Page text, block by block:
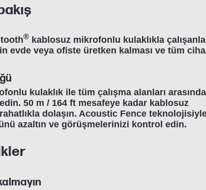
® kablosuz mikrofonlu kulaklıkla
evde veya ofiste üretken kalması ve tüm
kulaklık ile tüm çalışma alanları arasında
50 m / 164 ft mesafeye kadar kablosuz
dolaşın. Acoustic Fence
azaltın ve görüşmelerinizi kontrol edin.